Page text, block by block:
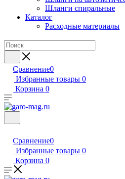
Шланги спиральные
Каталог
Расходные материалы
Сравнение0
Избранные товары 0
Корзина 0
Сравнение0
Избранные товары 0
Корзина 0